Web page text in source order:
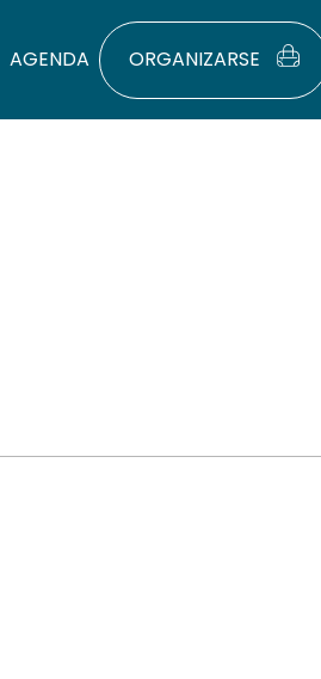
AGENDA ORGANIZARSE